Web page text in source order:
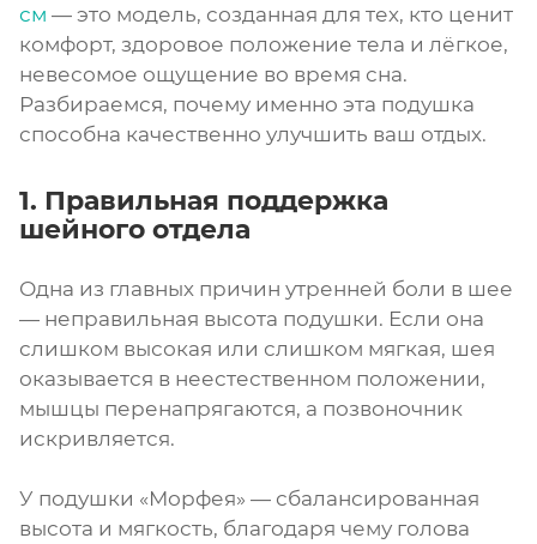
см — это модель, созданная для тех, кто ценит
комфорт, здоровое положение тела и лёгкое,
невесомое ощущение во время сна.
Разбираемся, почему именно эта подушка
способна качественно улучшить ваш отдых.
1. Правильная поддержка
шейного отдела
Одна из главных причин утренней боли в шее
— неправильная высота подушки. Если она
слишком высокая или слишком мягкая, шея
оказывается в неестественном положении,
мышцы перенапрягаются, а позвоночник
искривляется.
У подушки «Морфея» — сбалансированная
высота и мягкость, благодаря чему голова